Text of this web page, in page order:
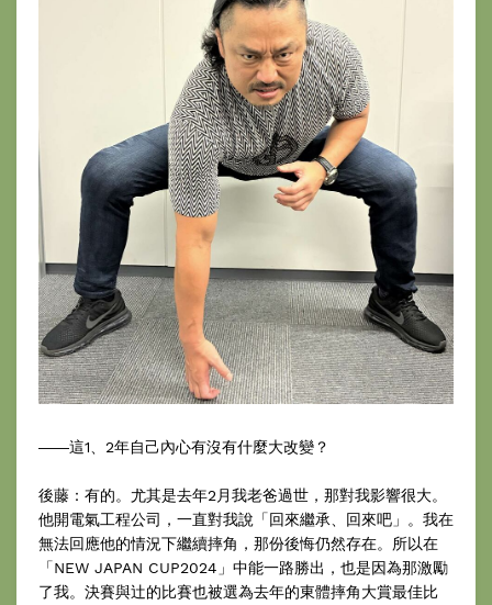
――這1、2年自己內心有沒有什麼大改變？
後藤：有的。尤其是去年2月我老爸過世，那對我影響很大。
他開電氣工程公司，一直對我說「回來繼承、回來吧」。我在
無法回應他的情況下繼續摔角，那份後悔仍然存在。所以在
「NEW JAPAN CUP2024」中能一路勝出，也是因為那激勵
了我。決賽與辻的比賽也被選為去年的東體摔角大賞最佳比